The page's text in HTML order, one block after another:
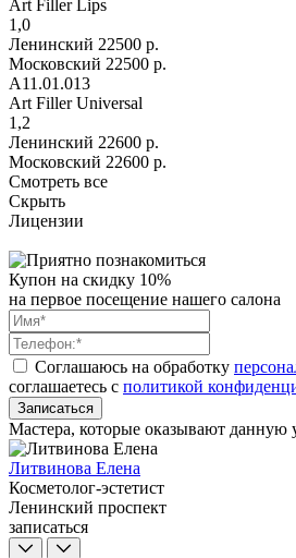
Art Filler Lips
1,0
Ленинский 22500 р.
Московский 22500 р.
А11.01.013
Art Filler Universal
1,2
Ленинский 22600 р.
Московский 22600 р.
Смотреть все
Скрыть
Лицензии
Купон на скидку 10%
на первое посещение нашего салона
Соглашаюсь на обработку
соглашаетесь c политикой
Записаться
Мастера, которые оказывают данную
Литвинова Елена
Косметолог-эстетист
Ленинский проспект
записаться